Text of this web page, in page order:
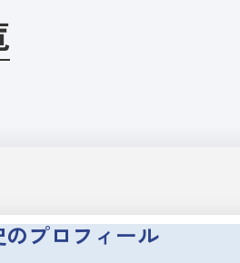
のプロフィール